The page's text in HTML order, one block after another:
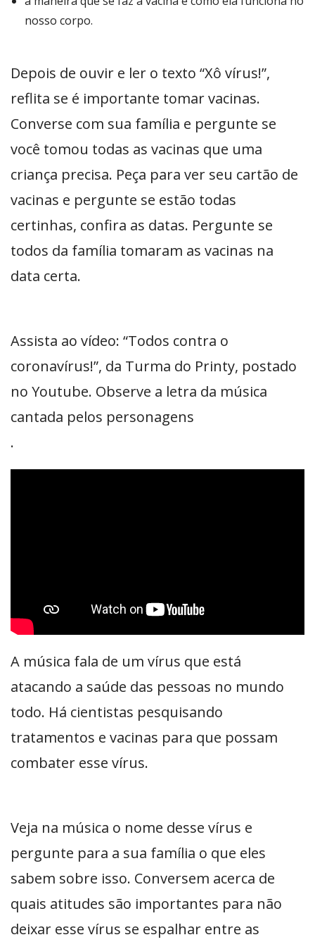
nosso corpo.
Depois de ouvir e ler o texto “Xô vírus!”,
reflita se é importante tomar vacinas.
Converse com sua família e pergunte se
você tomou todas as vacinas que uma
criança precisa. Peça para ver seu cartão de
vacinas e pergunte se estão todas
certinhas, confira as datas. Pergunte se
todos da família tomaram as vacinas na
data certa.
Assista ao vídeo: “Todos contra o
coronavírus!”, da Turma do Printy, postado
no Youtube. Observe a letra da música
cantada pelos personagens
.
A música fala de um vírus que está
atacando a saúde das pessoas no mundo
todo. Há cientistas pesquisando
tratamentos e vacinas para que possam
combater esse vírus.
Veja na música o nome desse vírus e
pergunte para a sua família o que eles
sabem sobre isso. Conversem acerca de
quais atitudes são importantes para não
deixar esse vírus se espalhar entre as